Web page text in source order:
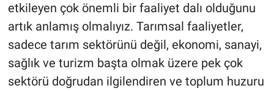
etkileyen çok önemli bir faaliyet dalı olduğunu
artık anlamış olmalıyız. Tarımsal faaliyetler,
sadece tarım sektörünü değil, ekonomi, sanayi,
sağlık ve turizm başta olmak üzere pek çok
sektörü doğrudan ilgilendiren ve toplum huzuru